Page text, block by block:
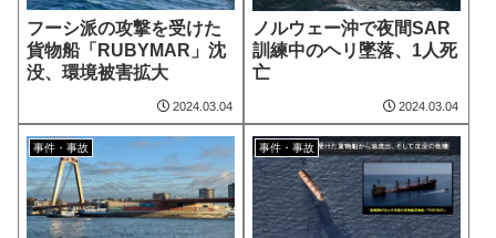
フーシ派の攻撃を受けた
貨物船「RUBYMAR」沈
没、環境被害拡大
2024.03.04
ノルウェー沖で夜間SAR
訓練中のヘリ墜落、1人死
亡
2024.03.04
事件・事故 事件・事故